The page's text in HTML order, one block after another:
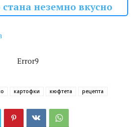
неземно вкусно
Error9
картофки кюфтета рецепта